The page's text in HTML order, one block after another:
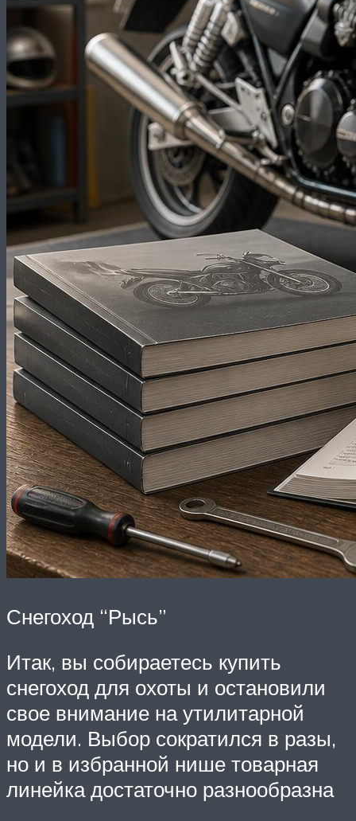
Снегоход “Рысь”
Итак, вы собираетесь купить
снегоход для охоты и остановили
свое внимание на утилитарной
модели. Выбор сократился в разы,
но и в избранной нише товарная
линейка достаточно разнообразна